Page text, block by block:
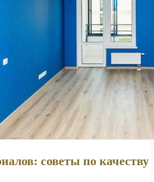
советы по качеству